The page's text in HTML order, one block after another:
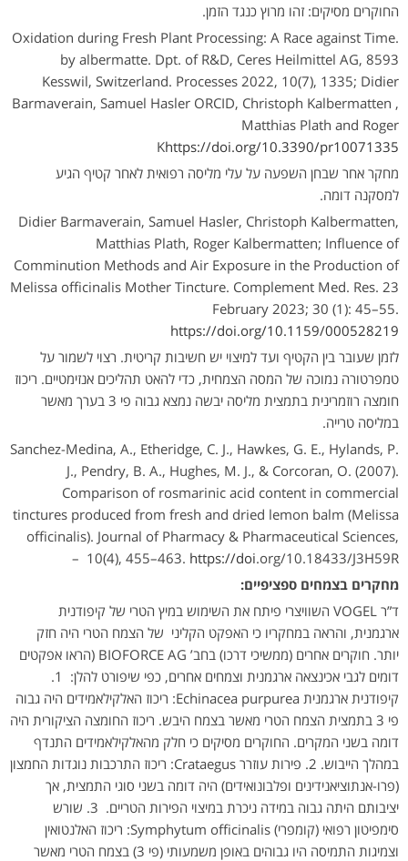
החוקרים מסיקים: זהו מרוץ כנגד הזמן.
Oxidation during Fresh Plant Processing: A Race against Time.
by albermatte. Dpt. of R&D, Ceres Heilmittel AG, 8593
Kesswil, Switzerland. Processes 2022, 10(7), 1335; Didier
Barmaverain, Samuel Hasler ORCID, Christoph Kalbermatten ,
Matthias Plath and Roger
Khttps://doi.org/10.3390/pr10071335
מחקר אחר שבחן השפעה על עלי מליסה רפואית לאחר קטיף הגיע
למסקנה דומה.
Didier Barmaverain, Samuel Hasler, Christoph Kalbermatten,
Matthias Plath, Roger Kalbermatten; Influence of
Comminution Methods and Air Exposure in the Production of
Melissa officinalis Mother Tincture. Complement Med. Res. 23
February 2023; 30 (1): 45–55.
https://doi.org/10.1159/000528219
לזמן שעובר בין הקטיף ועד למיצוי יש חשיבות קריטית. רצוי לשמור על
טמפרטורה נמוכה של המסה הצמחית, כדי להאט תהליכים אנזימטיים. ריכוז
חומצה רוזמרינית בתמצית מליסה יבשה נמצא גבוה פי 3 בערך מאשר
במליסה טרייה.
Sanchez-Medina, A., Etheridge, C. J., Hawkes, G. E., Hylands, P.
J., Pendry, B. A., Hughes, M. J., & Corcoran, O. (2007).
Comparison of rosmarinic acid content in commercial
tinctures produced from fresh and dried lemon balm (Melissa
officinalis). Journal of Pharmacy & Pharmaceutical Sciences,
10(4), 455–463. https://doi.org/10.18433/J3H59R –
מחקרים בצמחים ספציפיים:
ד”ר VOGEL השוויצרי פיתח את השימוש במיץ הטרי של קיפודנית
ארגמנית, והראה במחקריו כי האפקט הקליני של הצמח הטרי היה חזק
יותר. חוקרים אחרים (ממשיכי דרכו) בחב’ BIOFORCE AG (הראו אפקטים
דומים לגבי אכינצאה ארגמנית וצמחים אחרים, כפי שיפורט להלן: 1.
קיפודנית ארגמנית Echinacea purpurea: ריכוז האלקילאמידים היה גבוה
פי 3 בתמצית הצמח הטרי מאשר בצמח היבש. ריכוז החומצה הציקורית היה
דומה בשני המקרים. החוקרים מסיקים כי חלק מהאלקילאמידים התנדף
במהלך הייבוש. 2. פירות עוזרר Crataegus: ריכוז התרכבות נוגדות החמצון
(פרו-אנתוציאנידינים ופלבונואידים) היה דומה בשני סוגי התמצית, אך
יציבותם היתה גבוה במידה ניכרת במיצוי הפירות הטריים. 3. שורש
סימפיטון רפואי (קומפרי) Symphytum officinalis: ריכוז האלנטואין
וצמיגות התמיסה היו גבוהים באופן משמעותי (פי 3) בצמח הטרי מאשר